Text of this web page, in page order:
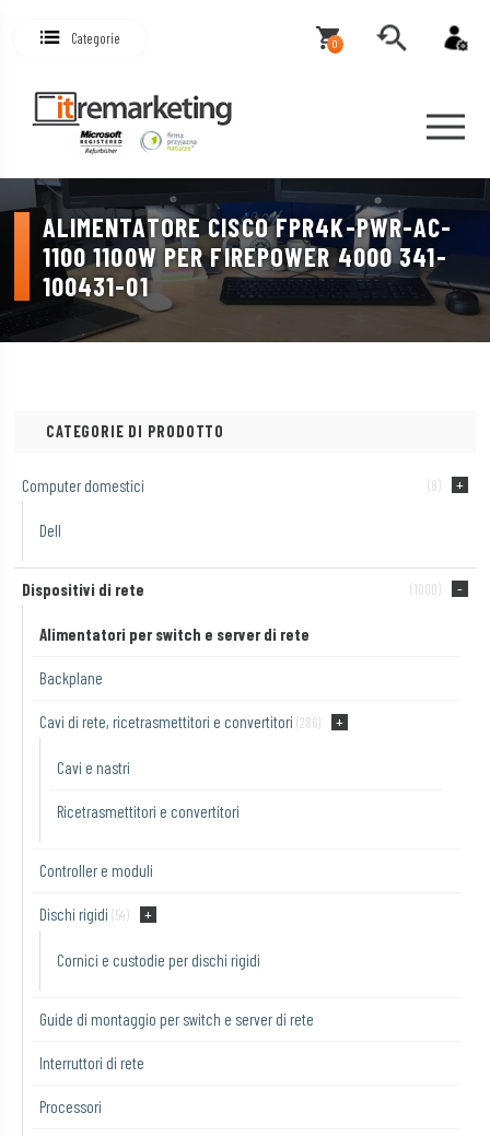
Categorie 0
ALIMENTATORE CISCO FPR4K-PWR-AC-
1100 1100W PER FIREPOWER 4000 341-
100431-01
CATEGORIE DI PRODOTTO
Computer domestici (8)
Dell
Dispositivi di rete (1000)
Alimentatori per switch e server di rete
Backplane
Cavi di rete, ricetrasmettitori e convertitori (286)
Cavi e nastri
Ricetrasmettitori e convertitori
Controller e moduli
Dischi rigidi (54)
Cornici e custodie per dischi rigidi
Guide di montaggio per switch e server di rete
Interruttori di rete
Processori